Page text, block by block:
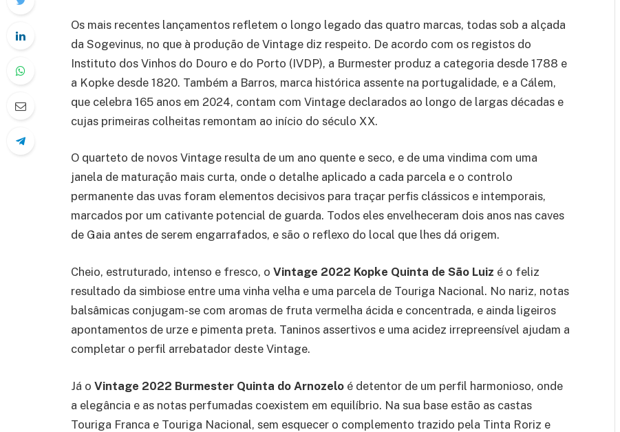
Os mais recentes lançamentos refletem o longo legado das quatro marcas, todas sob a alçada
da Sogevinus, no que à produção de Vintage diz respeito. De acordo com os registos do
Instituto dos Vinhos do Douro e do Porto (IVDP), a Burmester produz a categoria desde 1788 e
a Kopke desde 1820. Também a Barros, marca histórica assente na portugalidade, e a Cálem,
que celebra 165 anos em 2024, contam com Vintage declarados ao longo de largas décadas e
cujas primeiras colheitas remontam ao início do século XX.
O quarteto de novos Vintage resulta de um ano quente e seco, e de uma vindima com uma
janela de maturação mais curta, onde o detalhe aplicado a cada parcela e o controlo
permanente das uvas foram elementos decisivos para traçar perfis clássicos e intemporais,
marcados por um cativante potencial de guarda. Todos eles envelheceram dois anos nas caves
de Gaia antes de serem engarrafados, e são o reflexo do local que lhes dá origem.
Cheio, estruturado, intenso e fresco, o Vintage 2022 Kopke Quinta de São Luiz é o feliz
resultado da simbiose entre uma vinha velha e uma parcela de Touriga Nacional. No nariz, notas
balsâmicas conjugam-se com aromas de fruta vermelha ácida e concentrada, e ainda ligeiros
apontamentos de urze e pimenta preta. Taninos assertivos e uma acidez irrepreensível ajudam a
completar o perfil arrebatador deste Vintage.
Já o Vintage 2022 Burmester Quinta do Arnozelo é detentor de um perfil harmonioso, onde
a elegância e as notas perfumadas coexistem em equilíbrio. Na sua base estão as castas
Touriga Franca e Touriga Nacional, sem esquecer o complemento trazido pela Tinta Roriz e